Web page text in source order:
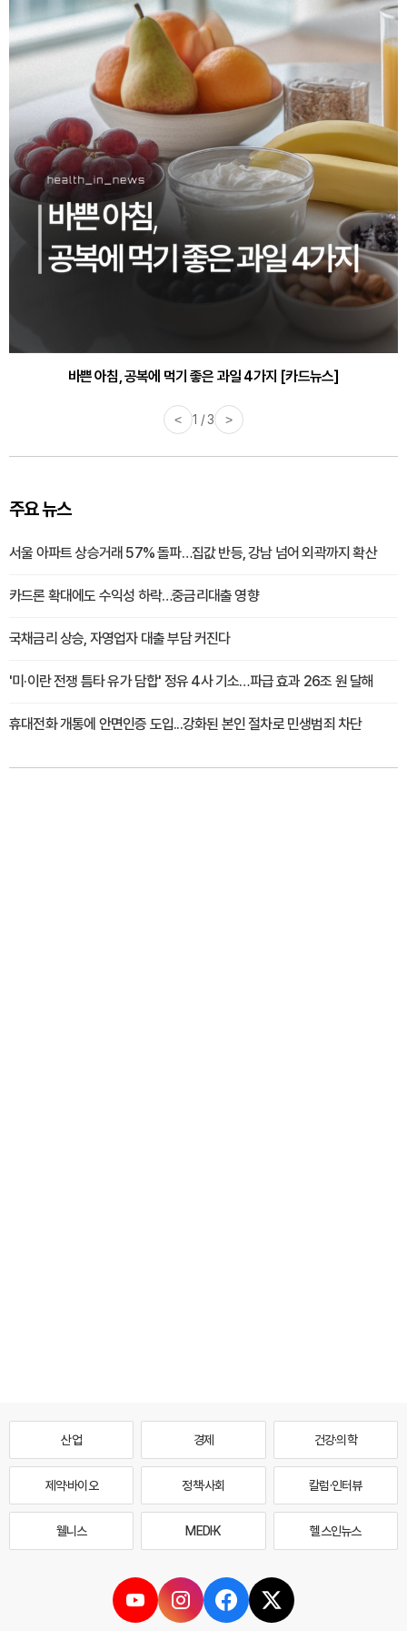
바쁜 아침, 공복에 먹기 좋은 과일 4가지 [카드뉴스]
< 1 / 3 >
주요 뉴스
서울 아파트 상승거래 57% 돌파…집값 반등, 강남 넘어 외곽까지 확산
카드론 확대에도 수익성 하락…중금리대출 영향
국채금리 상승, 자영업자 대출 부담 커진다
'미·이란 전쟁 틈타 유가 담합' 정유 4사 기소…파급 효과 26조 원 달해
휴대전화 개통에 안면인증 도입...강화된 본인 절차로 민생범죄 차단
산업 경제 건강·의학
제약·바이오 정책·사회 칼럼·인터뷰
웰니스 MEDI·K 헬스인뉴스